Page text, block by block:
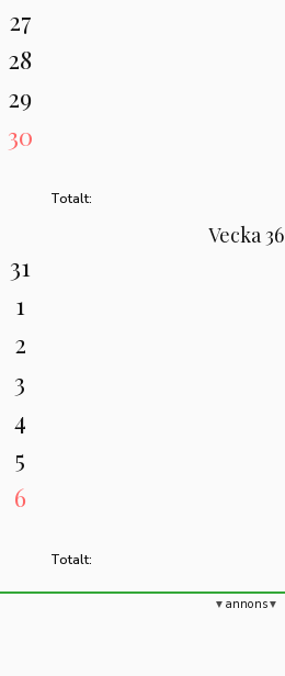
27
28
29
30
Totalt:
Vecka 36
31
1
2
3
4
5
6
Totalt:
annons